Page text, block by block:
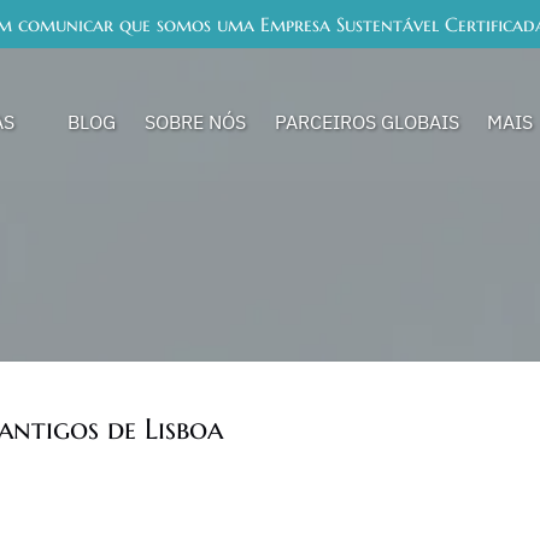
comunicar que somos uma Empresa Sustentável
Menu
BLOG SOBRE NÓS PARCEIROS GLOBAIS MAIS
de Lisboa